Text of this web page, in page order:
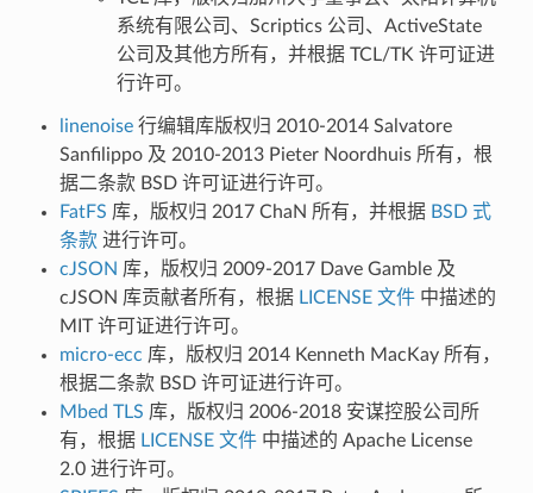
系统有限公司、Scriptics 公司、ActiveState
公司及其他方所有，并根据 TCL/TK 许可证进
行许可。
linenoise行编辑库版权归 2010-2014 Salvatore
Sanfilippo 及 2010-2013 Pieter Noordhuis 所有，根
据二条款 BSD 许可证进行许可。
FatFS 库，版权归 2017 ChaN 所有，并根据 BSD 式
条款 进行许可。
cJSON 库，版权归 2009-2017 Dave Gamble 及
cJSON 库贡献者所有，根据 LICENSE 文件 中描述的
MIT 许可证进行许可。
micro-ecc 库，版权归 2014 Kenneth MacKay 所有，
根据二条款 BSD 许可证进行许可。
Mbed TLS 库，版权归 2006-2018 安谋控股公司所
有，根据 LICENSE 文件 中描述的 Apache License
2.0 进行许可。